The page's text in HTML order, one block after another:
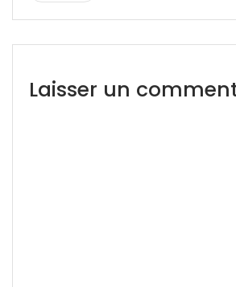
Laisser un